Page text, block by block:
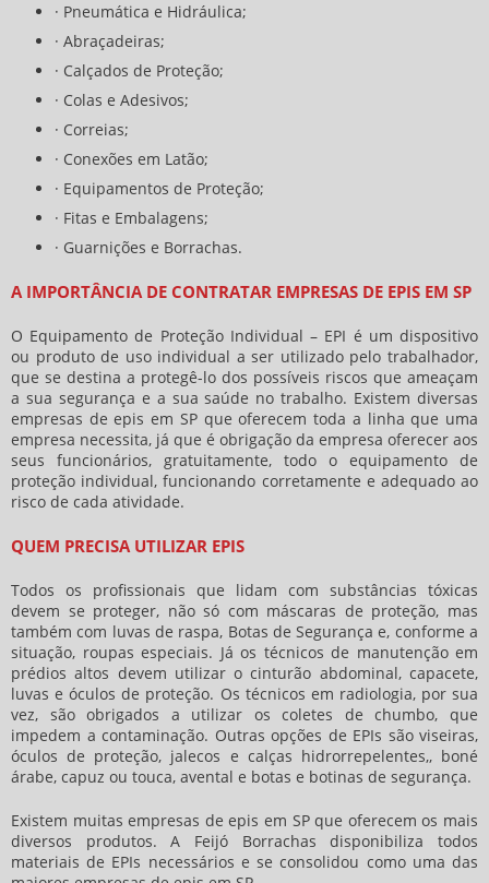
· Pneumática e Hidráulica;
· Abraçadeiras;
· Calçados de Proteção;
· Colas e Adesivos;
· Correias;
· Conexões em Latão;
· Equipamentos de Proteção;
· Fitas e Embalagens;
· Guarnições e Borrachas.
A IMPORTÂNCIA DE CONTRATAR EMPRESAS DE EPIS EM SP
O Equipamento de Proteção Individual – EPI é um dispositivo
ou produto de uso individual a ser utilizado pelo trabalhador,
que se destina a protegê-lo dos possíveis riscos que ameaçam
a sua segurança e a sua saúde no trabalho. Existem diversas
empresas de epis em SPque oferecem toda a linha que uma
empresa necessita, já que é obrigação da empresa oferecer aos
seus funcionários, gratuitamente, todo o equipamento de
proteção individual, funcionando corretamente e adequado ao
risco de cada atividade.
QUEM PRECISA UTILIZAR EPIS
Todos os profissionais que lidam com substâncias tóxicas
devem se proteger, não só com máscaras de proteção, mas
também com luvas de raspa, Botas de Segurança e, conforme a
situação, roupas especiais. Já os técnicos de manutenção em
prédios altos devem utilizar o cinturão abdominal, capacete,
luvas e óculos de proteção. Os técnicos em radiologia, por sua
vez, são obrigados a utilizar os coletes de chumbo, que
impedem a contaminação. Outras opções de EPIs são viseiras,
óculos de proteção, jalecos e calças hidrorrepelentes,, boné
árabe, capuz ou touca, avental e botas e botinas de segurança.
Existem muitasempresas de epis em SPque oferecem os mais
diversos produtos. A Feijó Borrachas disponibiliza todos
materiais de EPIs necessários e se consolidou como uma das